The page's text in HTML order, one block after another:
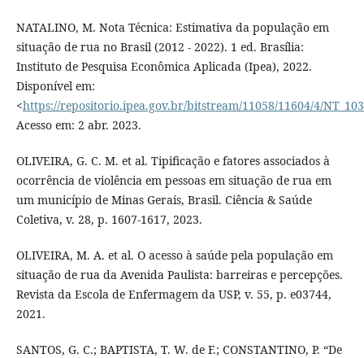
NATALINO, M. Nota Técnica: Estimativa da população em
situação de rua no Brasil (2012 - 2022). 1 ed. Brasília:
Instituto de Pesquisa Econômica Aplicada (Ipea), 2022.
Disponível em:
<https://repositorio.ipea.gov.br/bitstream/11058/11604/4/
Acesso em: 2 abr. 2023.
OLIVEIRA, G. C. M. et al. Tipificação e fatores associados à
ocorrência de violência em pessoas em situação de rua em
um município de Minas Gerais, Brasil. Ciência & Saúde
Coletiva, v. 28, p. 1607-1617, 2023.
OLIVEIRA, M. A. et al. O acesso à saúde pela população em
situação de rua da Avenida Paulista: barreiras e percepções.
Revista da Escola de Enfermagem da USP, v. 55, p. e03744,
2021.
SANTOS, G. C.; BAPTISTA, T. W. de F.; CONSTANTINO, P. “De